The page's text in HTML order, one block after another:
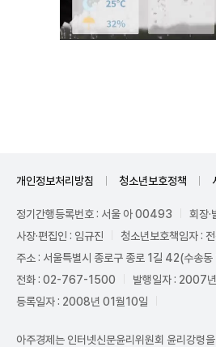
개인정보처리방침 청소년보호정책
정기간행등록번호 : 서울 아 00493
회장·
사장·편집인 : 임규진
청소년보호책임자 :
주소 : 서울특별시 종로구 종로 1길 42(수송
전화 : 02-767-1500
발행일자 : 2007
등록일자 : 2008년 01월10일
아주경제는 인터넷신문윤리위원회 윤리강령